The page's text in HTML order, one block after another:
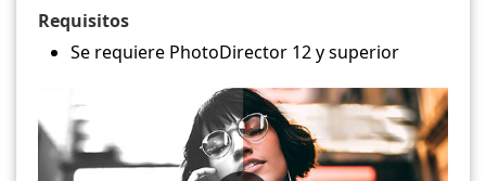
Requisitos
Se requiere PhotoDirector 12 y superior